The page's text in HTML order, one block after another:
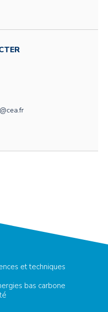
et techniques
bas carbone